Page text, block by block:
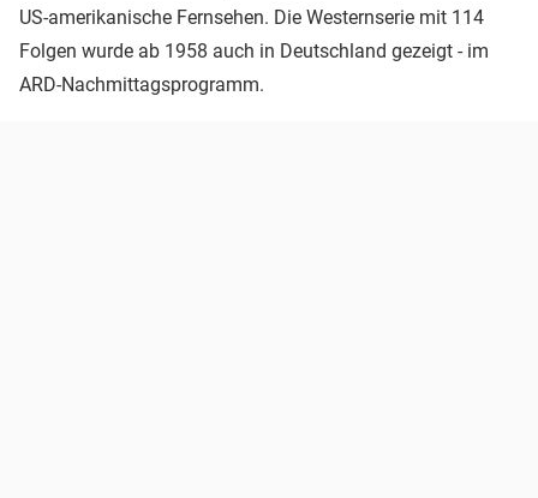
US-amerikanische Fernsehen. Die Westernserie mit 114
Folgen wurde ab 1958 auch in Deutschland gezeigt - im
ARD-Nachmittagsprogramm.